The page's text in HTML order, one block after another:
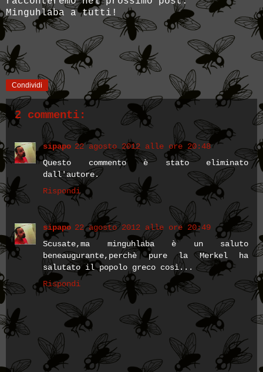
Minguhlaba a tutti!
Condividi
2 commenti:
sipapo 22 agosto 2012 alle ore 20:48
Questo commento è stato eliminato
dall'autore.
Rispondi
sipapo 22 agosto 2012 alle ore 20:49
Scusate,ma minguhlaba è un saluto
beneaugurante,perchè pure la Merkel ha
salutato il popolo greco così...
Rispondi